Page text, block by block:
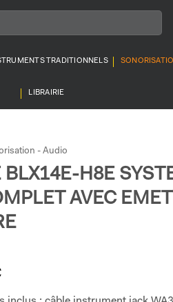
TRADITIONNELS
LIBRAIRIE
- Audio
BLX14E-H8E
AVEC